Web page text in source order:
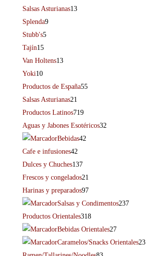
Salsas Asturianas13
Splenda9
Stubb's5
Tajín15
Van Holtens13
Yoki10
Productos de España55
Salsas Asturianas21
Productos Latinos719
Aguas y Jabones Esotéricos32
Bebidas42
Cafe e infusiones42
Dulces y Chuches137
Frescos y congelados21
Harinas y preparados97
Salsas y Condimentos237
Productos Orientales318
Bebidas Orientales27
Caramelos/Snacks Orientales23